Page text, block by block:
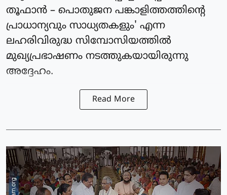
തൂഫാൻ – പൊതുജന പങ്കാളിത്തത്തിന്റെ
പ്രാധാന്യവും സാധ്യതകളും' എന്ന
ലഹരിവിരുദ്ധ സിമ്പോസിയത്തിൽ
മുഖ്യപ്രഭാഷണം നടത്തുകയായിരുന്നു
അദ്ദേഹം.
Read More